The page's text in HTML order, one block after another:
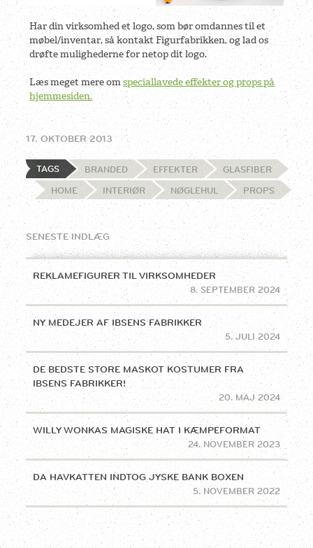
Har din virksomhed et logo, som bør omdannes til et
møbel/inventar, så kontakt Figurfabrikken, og lad os
drøfte mulighederne for netop dit logo.
Læs meget mere omspeciallavede effekter og props på
hjemmesiden.
17. OKTOBER 2013
TAGS BRANDED EFFEKTER
GLASFIBER
HOME
INTERIØR NØGLEHUL PROPS
SENESTE INDLÆG
REKLAMEFIGURER TIL VIRKSOMHEDER
8. SEPTEMBER 2024
NY MEDEJER AF IBSENS FABRIKKER
5. JULI 2024
DE BEDSTE STORE MASKOT KOSTUMER FRA
IBSENS FABRIKKER!
20. MAJ 2024
WILLY WONKAS MAGISKE HAT I KÆMPEFORMAT
24. NOVEMBER 2023
DA HAVKATTEN INDTOG JYSKE BANK BOXEN
5. NOVEMBER 2022